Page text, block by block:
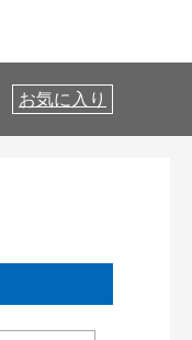
お気に入り